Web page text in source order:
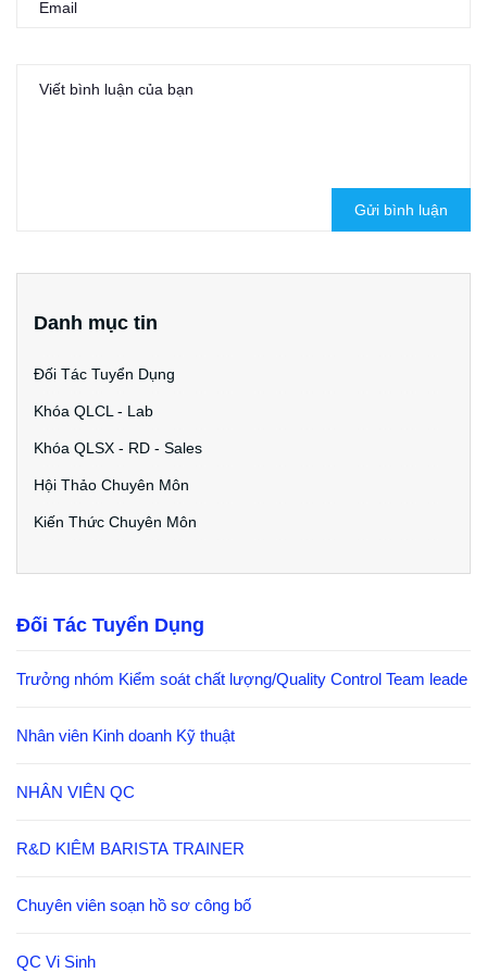
Gửi bình luận
Danh mục tin
Đối Tác Tuyển Dụng
Khóa QLCL - Lab
Khóa QLSX - RD - Sales
Hội Thảo Chuyên Môn
Kiến Thức Chuyên Môn
Đối Tác Tuyển Dụng
Trưởng nhóm Kiểm soát chất lượng/Quality Control Team leade
Nhân viên Kinh doanh Kỹ thuật
NHÂN VIÊN QC
R&D KIÊM BARISTA TRAINER
Chuyên viên soạn hồ sơ công bố
QC Vi Sinh